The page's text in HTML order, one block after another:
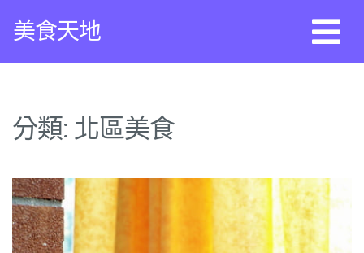
美食天地
分類: 北區美食